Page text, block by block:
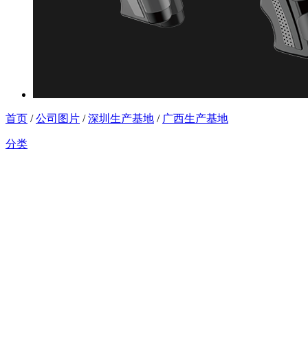
首页 /公司图片 /深圳生产基地 / 广西生产基地
分类